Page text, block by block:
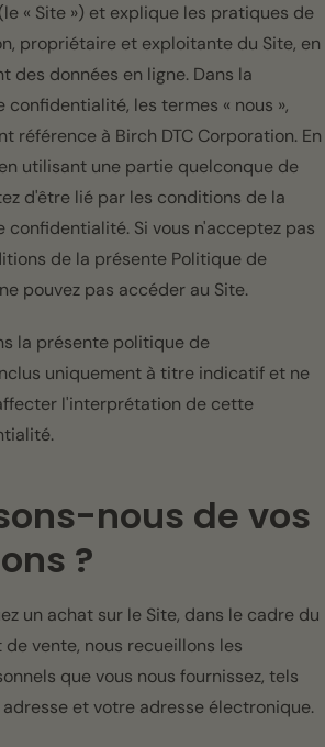
(le « Site ») et explique les pratiques de
propriétaire et exploitante du Site, en
des données en ligne. Dans la
les termes « nous »,
référence à Birch DTC Corporation. En
utilisant une partie quelconque de
d'être lié par les conditions de la
confidentialité. Si vous n'acceptez pas
de la présente Politique de
pouvez pas accéder au Site.
la présente politique de
uniquement à titre indicatif et ne
l'interprétation de cette
nous de vos
?
un achat sur le Site, dans le cadre du
vente, nous recueillons les
que vous nous fournissez, tels
et votre adresse électronique.